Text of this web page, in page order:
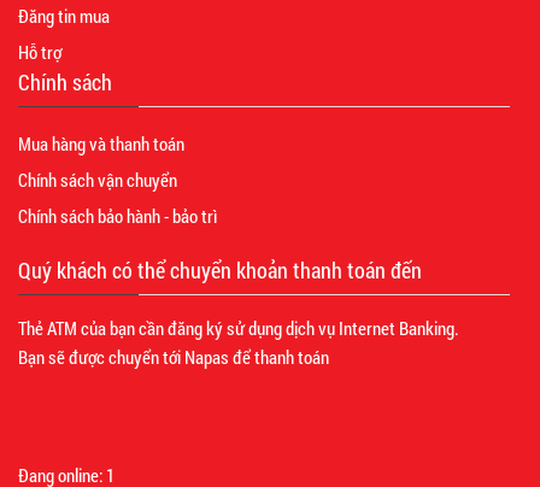
Đăng tin mua
Hỗ trợ
Chính sách
Mua hàng và thanh toán
Chính sách vận chuyển
Chính sách bảo hành - bảo trì
Quý khách có thể chuyển khoản thanh toán đến
Thẻ ATM của bạn cần đăng ký sử dụng dịch vụ Internet Banking.
Bạn sẽ được chuyển tới Napas để thanh toán
Đang online: 1